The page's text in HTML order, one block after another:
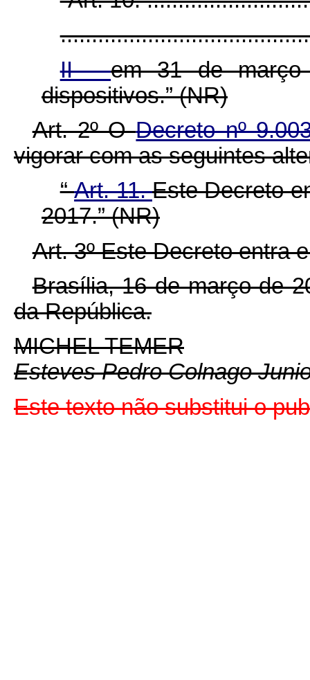
II -em 31 de março
dispositivos.” (NR)
Art. 2º ODecreto nº
vigorar com as seguintes
“Art. 11.Este Decreto
2017.” (NR)
Art. 3º Este Decreto entra
Brasília, 16 de março de
da República.
MICHEL TEMER
Esteves Pedro Colnago
Este texto não substitui o